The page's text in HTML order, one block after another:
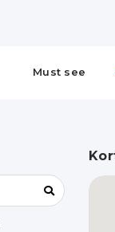
Must see